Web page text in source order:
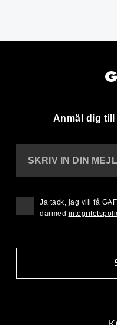
Anmäl dig till
SKRIV IN DIN
Ja tack, jag vill få
därmed